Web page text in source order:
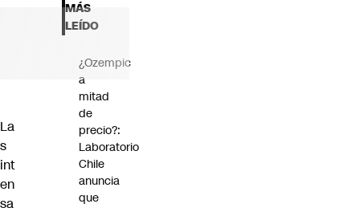
La
s
int
en
sa
MÁS
LEÍDO
¿Ozempic
a
mitad
de
precio?:
Laboratorio
Chile
anuncia
que